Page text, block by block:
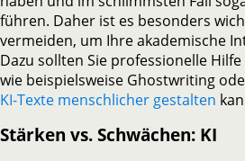
führen. Daher ist es besonders
vermeiden, um Ihre akademische
Dazu sollten Sie professionelle
wie beispielsweise Ghostwriting
KI-Texte menschlicher gestalten
Stärken vs. Schwächen: KI